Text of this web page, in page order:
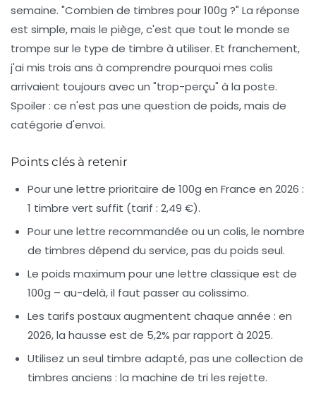
semaine. "Combien de timbres pour 100g ?" La réponse
est simple, mais le piège, c'est que tout le monde se
trompe sur le type de timbre à utiliser. Et franchement,
j'ai mis trois ans à comprendre pourquoi mes colis
arrivaient toujours avec un "trop-perçu" à la poste.
Spoiler : ce n'est pas une question de poids, mais de
catégorie d'envoi.
Points clés à retenir
Pour une lettre prioritaire de 100g en France en 2026 :
1 timbre vert suffit (tarif : 2,49 €).
Pour une lettre recommandée ou un colis, le nombre
de timbres dépend du service, pas du poids seul.
Le poids maximum pour une lettre classique est de
100g – au-delà, il faut passer au colissimo.
Les tarifs postaux augmentent chaque année : en
2026, la hausse est de 5,2% par rapport à 2025.
Utilisez un seul timbre adapté, pas une collection de
timbres anciens : la machine de tri les rejette.